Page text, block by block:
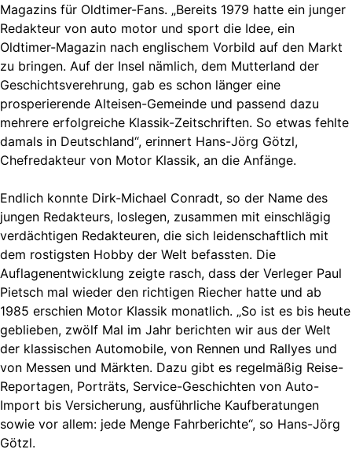
Magazins für Oldtimer-Fans. „Bereits 1979 hatte ein junger
Redakteur von auto motor und sport die Idee, ein
Oldtimer-Magazin nach englischem Vorbild auf den Markt
zu bringen. Auf der Insel nämlich, dem Mutterland der
Geschichtsverehrung, gab es schon länger eine
prosperierende Alteisen-Gemeinde und passend dazu
mehrere erfolgreiche Klassik-Zeitschriften. So etwas fehlte
damals in Deutschland“, erinnert Hans-Jörg Götzl,
Chefredakteur von Motor Klassik, an die Anfänge.
Endlich konnte Dirk-Michael Conradt, so der Name des
jungen Redakteurs, loslegen, zusammen mit einschlägig
verdächtigen Redakteuren, die sich leidenschaftlich mit
dem rostigsten Hobby der Welt befassten. Die
Auflagenentwicklung zeigte rasch, dass der Verleger Paul
Pietsch mal wieder den richtigen Riecher hatte und ab
1985 erschien Motor Klassik monatlich. „So ist es bis heute
geblieben, zwölf Mal im Jahr berichten wir aus der Welt
der klassischen Automobile, von Rennen und Rallyes und
von Messen und Märkten. Dazu gibt es regelmäßig Reise-
Reportagen, Porträts, Service-Geschichten von Auto-
Import bis Versicherung, ausführliche Kaufberatungen
sowie vor allem: jede Menge Fahrberichte“, so Hans-Jörg
Götzl.